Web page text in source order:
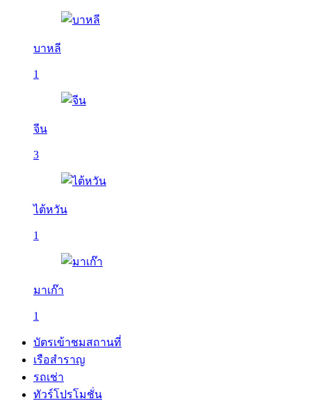
บาหลี
1
จีน
3
ไต้หวัน
1
มาเก๊า
1
บัตรเข้าชมสถานที่
เรือสำราญ
รถเช่า
ทัวร์โปรโมชั่น